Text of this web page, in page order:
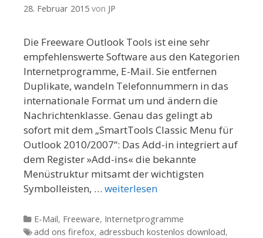
28. Februar 2015 von JP
Die Freeware Outlook Tools ist eine sehr
empfehlenswerte Software aus den Kategorien
Internetprogramme, E-Mail. Sie entfernen
Duplikate, wandeln Telefonnummern in das
internationale Format um und ändern die
Nachrichtenklasse. Genau das gelingt ab
sofort mit dem „SmartTools Classic Menu für
Outlook 2010/2007“: Das Add-in integriert auf
dem Register »Add-ins« die bekannte
Menüstruktur mitsamt der wichtigsten
Symbolleisten, … weiterlesen
Kategorien
E-Mail, Freeware, Internetprogramme
Tags
add ons firefox, adressbuch kostenlos download,